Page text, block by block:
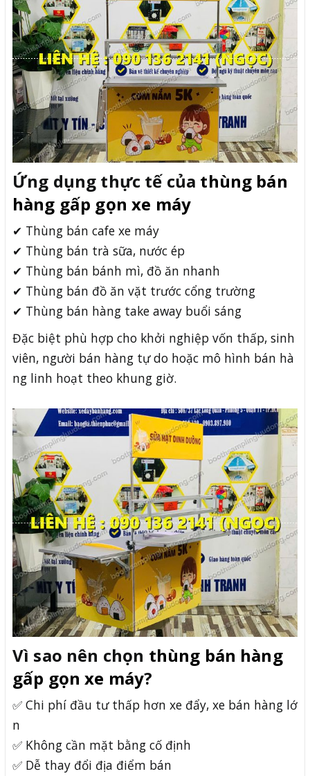
Ứng dụng thực tế của thùng bán
hàng gấp gọn xe máy
✔ Thùng bán cafe xe máy
✔ Thùng bán trà sữa, nước ép
✔ Thùng bán bánh mì, đồ ăn nhanh
✔ Thùng bán đồ ăn vặt trước cổng trường
✔ Thùng bán hàng take away buổi sáng
Đặc biệt phù hợp cho khởi nghiệp vốn thấp, sinh
viên, người bán hàng tự do hoặc mô hình bán hà
ng linh hoạt theo khung giờ.
Vì sao nên chọn thùng bán hàng
gấp gọn xe máy?
✅ Chi phí đầu tư thấp hơn xe đẩy, xe bán hàng lớ
n
✅ Không cần mặt bằng cố định
✅ Dễ thay đổi địa điểm bán